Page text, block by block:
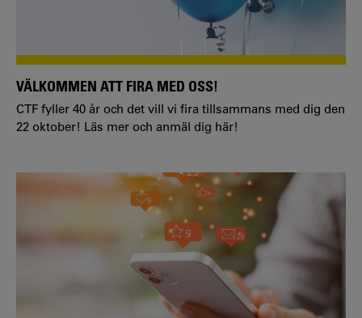
VÄLKOMMEN ATT FIRA MED OSS!
CTF fyller 40 år och det vill vi fira tillsammans med dig den
22 oktober! Läs mer och anmäl dig här!